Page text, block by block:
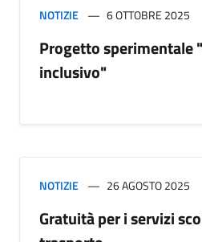
NOTIZIE 6 OTTOBRE 2025
Progetto sperimentale
inclusivo"
NOTIZIE 26 AGOSTO 2025
Gratuità per i servizi